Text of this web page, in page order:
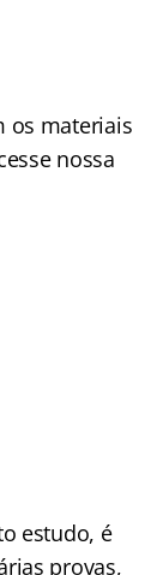
os materiais
nossa
estudo, é
provas,